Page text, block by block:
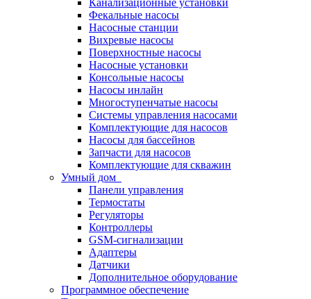
Канализационные установки
Фекальные насосы
Насосные станции
Вихревые насосы
Поверхностные насосы
Насосные установки
Консольные насосы
Насосы инлайн
Многоступенчатые насосы
Системы управления насосами
Комплектующие для насосов
Насосы для бассейнов
Запчасти для насосов
Комплектующие для скважин
Умный дом
Панели управления
Термостаты
Регуляторы
Контроллеры
GSM-сигнализации
Адаптеры
Датчики
Дополнительное оборудование
Программное обеспечение